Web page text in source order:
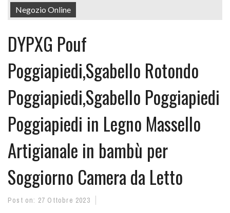
Negozio Online
DYPXG Pouf
Poggiapiedi,Sgabello Rotondo
Poggiapiedi,Sgabello Poggiapiedi
Poggiapiedi in Legno Massello
Artigianale in bambù per
Soggiorno Camera da Letto
Post on: 27 Ottobre 2023